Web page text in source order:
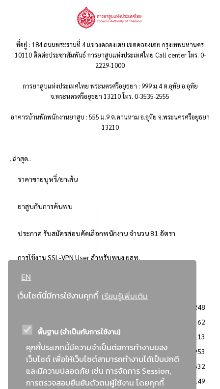
EN
เว็บไซต์นี้มีการใช้งานคุกกี้ เรียนรู้เพิ่มเติม
พื้นฐาน (จำเป็นกับการใช้งาน)
คุกกี้ประเภทนี้มีความจำเป็นต่อการทำงานของ
เว็บไซต์ เพื่อให้เว็บไซต์สามารถทำงานได้เป็นปกติ
และมีความปลอดภัย เช่น การจัดการ Session,
การตรวจสอบยืนยันตัวตนผู้ใช้งาน โดยคุกกี้
ที่อยู่ : 184 ถนนพระรามที่ 4 แขวงคลองเตย เขตคลองเตย กรุงเทพมหานคร
10110 ติดต่อประชาสัมพันธ์ การยาสูบแห่งประเทศไทย Call center โทร. 0-
2229-1000
การยาสูบแห่งประเทศไทย พระนครศรีอยุธยา : 999 ม.4 ต.อุทัย อ.อุทัย
จ.พระนครศรีอยุธยา 13210 โทร. 0-3535-2555
อาคารบ้านพักพนักงานยาสูบ : 555 ม.9 ต.คานหาม อ.อุทัย จ.พระนครศรีอยุธยา
13210
..ล่าสุด..
ราคาขายบุหรี่/ยาเส้น
ยาสูบกับการค้นพบ
ประกาศ รับสมัครสอบคัดเลือกพนักงาน จำนวน 81 อัตรา
การใช้งาน SSL-VPN User สำหรับพนง.ยสท.
..ยอดนิยม..
3248
2362
: วิธีเฉพาะเจาะจง
2113
ข่าวสาร/ประกาศ
1953
: เอกสารส่งเสริมความโปร่งใสในการจัดซื้อจัดจ้าง
1632
ข่าวสารจัดซื้อจัดจ้าง
1149